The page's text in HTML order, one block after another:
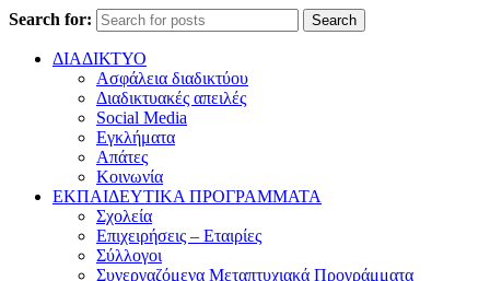
Search for: Search
ΔΙΑΔΙΚΤΥΟ
Ασφάλεια διαδικτύου
Διαδικτυακές απειλές
Social Media
Εγκλήματα
Απάτες
Κοινωνία
ΕΚΠΑΙΔΕΥΤΙΚΑ ΠΡΟΓΡΑΜΜΑΤΑ
Σχολεία
Επιχειρήσεις – Εταιρίες
Σύλλογοι
Συνεργαζόμενα Μεταπτυχιακά Προγράμματα